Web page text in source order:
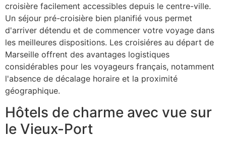
croisière facilement accessibles depuis le centre-ville.
Un séjour pré-croisière bien planifié vous permet
d'arriver détendu et de commencer votre voyage dans
les meilleures dispositions. Les croisiéres au départ de
Marseille offrent des avantages logistiques
considérables pour les voyageurs français, notamment
l'absence de décalage horaire et la proximité
géographique.
Hôtels de charme avec vue sur
le Vieux-Port